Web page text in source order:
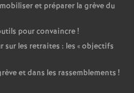
et préparer la grève du
pour convaincre!
les retraites : les «objectifs
et dans les rassemblements !